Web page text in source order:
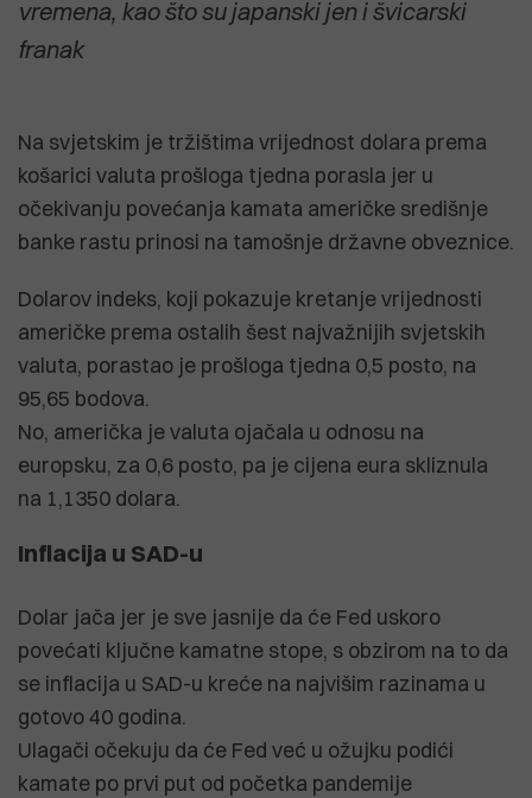
vremena, kao što su japanski jen i švicarski
franak
Na svjetskim je tržištima vrijednost dolara prema
košarici valuta prošloga tjedna porasla jer u
očekivanju povećanja kamata američke središnje
banke rastu prinosi na tamošnje državne obveznice.
Dolarov indeks, koji pokazuje kretanje vrijednosti
američke prema ostalih šest najvažnijih svjetskih
valuta, porastao je prošloga tjedna 0,5 posto, na
95,65 bodova.
No, američka je valuta ojačala u odnosu na
europsku, za 0,6 posto, pa je cijena eura skliznula
na 1,1350 dolara.
Inflacija u SAD-u
Dolar jača jer je sve jasnije da će Fed uskoro
povećati ključne kamatne stope, s obzirom na to da
se inflacija u SAD-u kreće na najvišim razinama u
gotovo 40 godina.
Ulagači očekuju da će Fed već u ožujku podići
kamate po prvi put od početka pandemije